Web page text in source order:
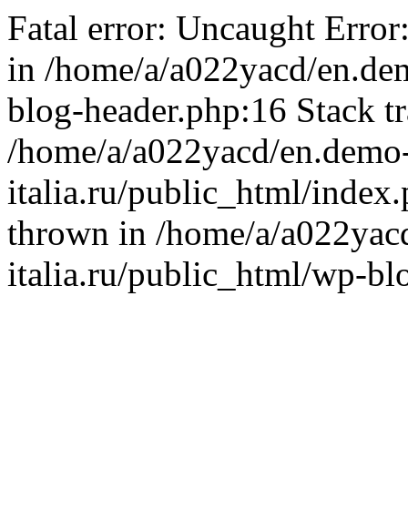
Fatal error: Uncaught
in /home/a/a022yacd/
blog-header.php:16 Stack
/home/a/a022yacd/
italia.ru/public_html/
thrown in /home/a/
italia.ru/public_html/wp-